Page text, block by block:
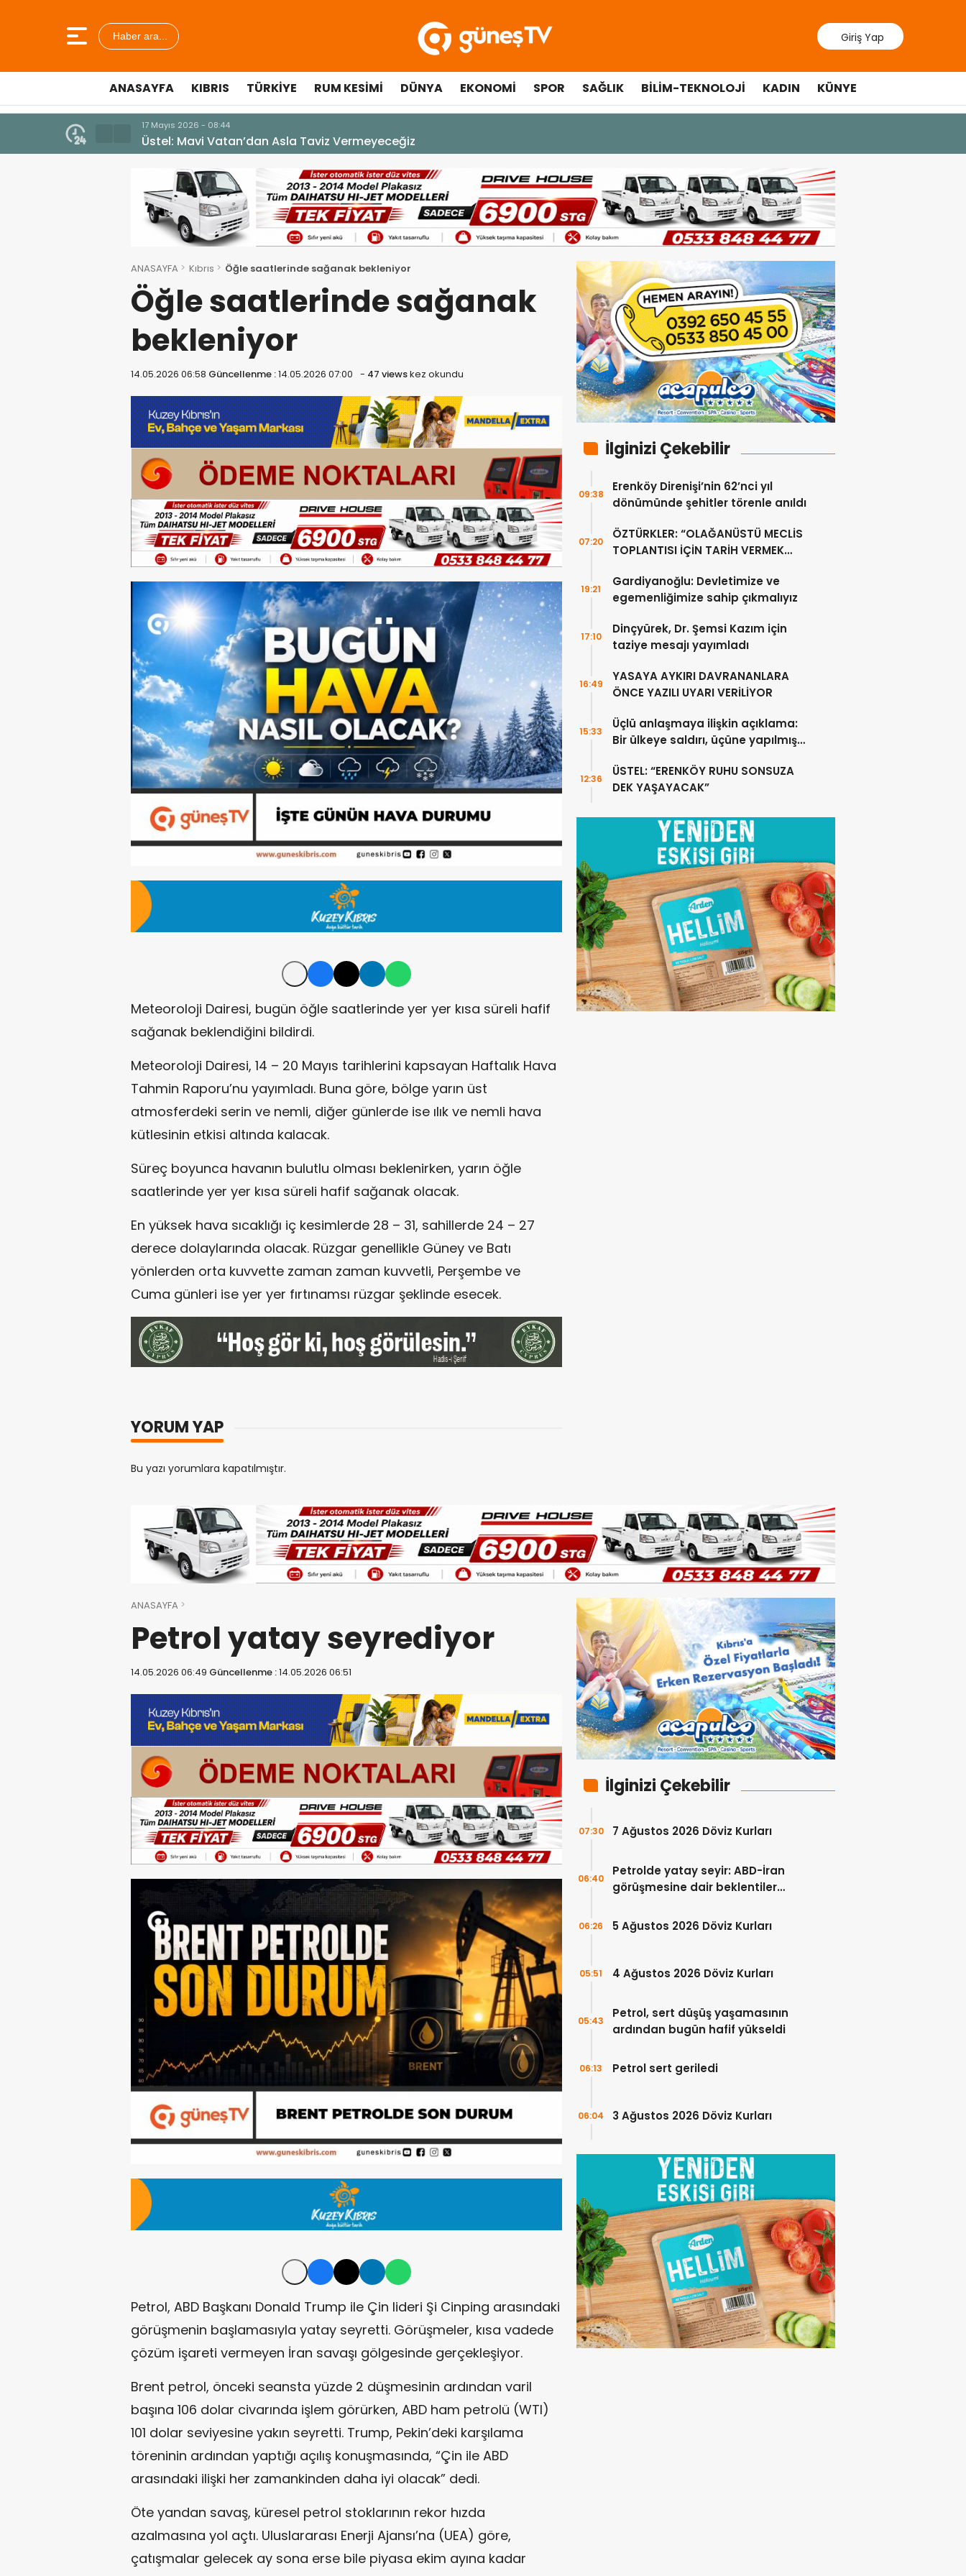
Haber ara... Giriş Yap
ANASAYFA KIBRIS TÜRKIYE RUM KESIMI DÜNYA EKONOMI SPOR SAĞLIK BILIM-TEKNOLOJI KADIN KÜNYE
7 Ağustos 2026 - 12:36
ÜSTEL: “ERENKÖY RUHU SONSUZA DEK YAŞAYACAK”
ANASAYFA Kıbrıs Öğle saatlerinde sağanak bekleniyor
Öğle saatlerinde sağanak
bekleniyor
14.05.2026 06:58 Güncellenme :14.05.2026 07:00 - 47 viewskez okundu
Meteoroloji Dairesi, bugün öğle saatlerinde yer yer kısa süreli hafif
sağanak beklendiğini bildirdi.
Meteoroloji Dairesi, 14 – 20 Mayıs tarihlerini kapsayan Haftalık Hava
Tahmin Raporu’nu yayımladı. Buna göre, bölge yarın üst
atmosferdeki serin ve nemli, diğer günlerde ise ılık ve nemli hava
kütlesinin etkisi altında kalacak.
Süreç boyunca havanın bulutlu olması beklenirken, yarın öğle
saatlerinde yer yer kısa süreli hafif sağanak olacak.
En yüksek hava sıcaklığı iç kesimlerde 28 – 31, sahillerde 24 – 27
derece dolaylarında olacak. Rüzgar genellikle Güney ve Batı
yönlerden orta kuvvette zaman zaman kuvvetli, Perşembe ve
Cuma günleri ise yer yer fırtınamsı rüzgar şeklinde esecek.
YORUM YAP
Bu yazı yorumlara kapatılmıştır.
İlginizi Çekebilir
Erenköy Direnişi’nin 62’nci yıl
dönümünde şehitler törenle anıldı
09:38
ÖZTÜRKLER: “OLAĞANÜSTÜ MECLİS
TOPLANTISI İÇİN TARİH VERMEK
07:20
Gardiyanoğlu: Devletimize ve
egemenliğimize sahip çıkmalıyız
19:21
Dinçyürek, Dr. Şemsi Kazım için
taziye mesajı yayımladı
17:10
YASAYA AYKIRI DAVRANANLARA
ÖNCE YAZILI UYARI VERİLİYOR
16:49
Üçlü anlaşmaya ilişkin açıklama:
Bir ülkeye saldırı, üçüne yapılmış
15:33
ÜSTEL: “ERENKÖY RUHU SONSUZA
DEK YAŞAYACAK”
12:36
ANASAYFA
Petrol yatay seyrediyor
14.05.2026 06:49 Güncellenme :14.05.2026 06:51
Petrol, ABD Başkanı Donald Trump ile Çin lideri Şi Cinping arasındaki
görüşmenin başlamasıyla yatay seyretti. Görüşmeler, kısa vadede
çözüm işareti vermeyen İran savaşı gölgesinde gerçekleşiyor.
Brent petrol, önceki seansta yüzde 2 düşmesinin ardından varil
başına 106 dolar civarında işlem görürken, ABD ham petrolü (WTI)
101 dolar seviyesine yakın seyretti. Trump, Pekin’deki karşılama
töreninin ardından yaptığı açılış konuşmasında, “Çin ile ABD
arasındaki ilişki her zamankinden daha iyi olacak” dedi.
Öte yandan savaş, küresel petrol stoklarının rekor hızda
azalmasına yol açtı. Uluslararası Enerji Ajansı’na (UEA) göre,
çatışmalar gelecek ay sona erse bile piyasa ekim ayına kadar
İlginizi Çekebilir
7 Ağustos 2026 Döviz Kurları
07:30
Petrolde yatay seyir: ABD-İran
görüşmesine dair beklentiler
06:40
5 Ağustos 2026 Döviz Kurları
06:26
4 Ağustos 2026 Döviz Kurları
05:51
Petrol, sert düşüş yaşamasının
ardından bugün hafif yükseldi
05:43
Petrol sert geriledi
06:13
3 Ağustos 2026 Döviz Kurları
06:04